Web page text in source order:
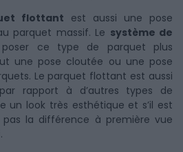
flottant est aussi une pose
parquet massif. Le système de
ce type de parquet plus
une pose cloutée ou une pose
Le parquet flottant est aussi
rapport à d’autres types de
un look très esthétique et s’il est
la différence à première vue